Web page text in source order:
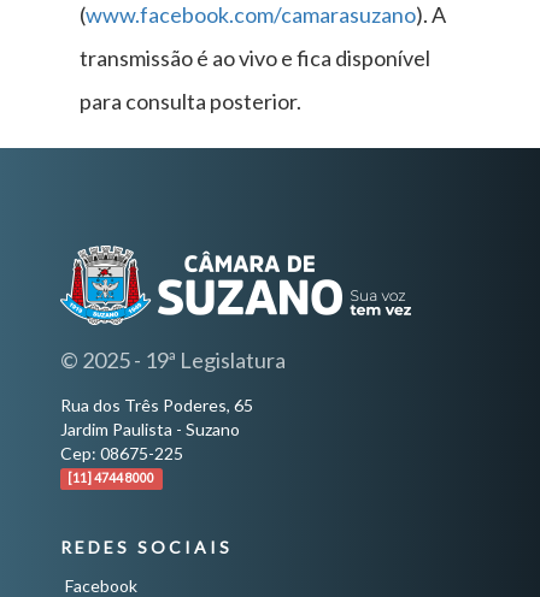
(www.facebook.com/camarasuzano). A
transmissão é ao vivo e fica disponível
para consulta posterior.
© 2025 - 19ª Legislatura
Rua dos Três Poderes, 65
Jardim Paulista - Suzano
Cep: 08675-225
[11] 4744 8000
REDES SOCIAIS
Facebook